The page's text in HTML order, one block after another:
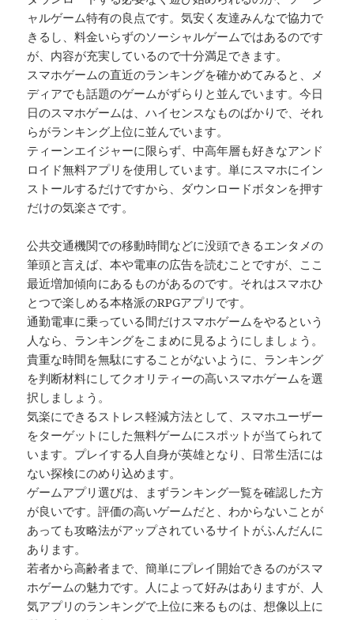
ャルゲーム特有の良点です。気安く友達みんなで協力で
きるし、料金いらずのソーシャルゲームではあるのです
が、内容が充実しているので十分満足できます。
スマホゲームの直近のランキングを確かめてみると、メ
ディアでも話題のゲームがずらりと並んでいます。今日
日のスマホゲームは、ハイセンスなものばかりで、それ
らがランキング上位に並んでいます。
ティーンエイジャーに限らず、中高年層も好きなアンド
ロイド無料アプリを使用しています。単にスマホにイン
ストールするだけですから、ダウンロードボタンを押す
だけの気楽さです。
公共交通機関での移動時間などに没頭できるエンタメの
筆頭と言えば、本や電車の広告を読むことですが、ここ
最近増加傾向にあるものがあるのです。それはスマホひ
とつで楽しめる本格派のRPGアプリです。
通勤電車に乗っている間だけスマホゲームをやるという
人なら、ランキングをこまめに見るようにしましょう。
貴重な時間を無駄にすることがないように、ランキング
を判断材料にしてクオリティーの高いスマホゲームを選
択しましょう。
気楽にできるストレス軽減方法として、スマホユーザー
をターゲットにした無料ゲームにスポットが当てられて
います。プレイする人自身が英雄となり、日常生活には
ない探検にのめり込めます。
ゲームアプリ選びは、まずランキング一覧を確認した方
が良いです。評価の高いゲームだと、わからないことが
あっても攻略法がアップされているサイトがふんだんに
あります。
若者から高齢者まで、簡単にプレイ開始できるのがスマ
ホゲームの魅力です。人によって好みはありますが、人
気アプリのランキングで上位に来るものは、想像以上に